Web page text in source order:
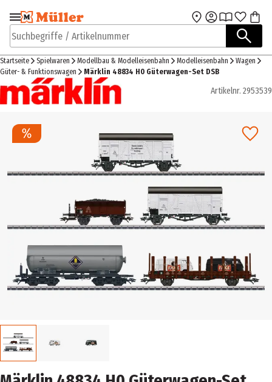
Zur Navigation
springen
Zum Hauptinhalt
Suchbegriffe / Artikelnummer
Startseite Spielwaren Modellbau & Modelleisenbahn Modelleisenbahn
Wagen
Güter- & Funktionswagen
Märklin 48834 H0 Güterwagen-Set DSB
Artikelnr. 2953539